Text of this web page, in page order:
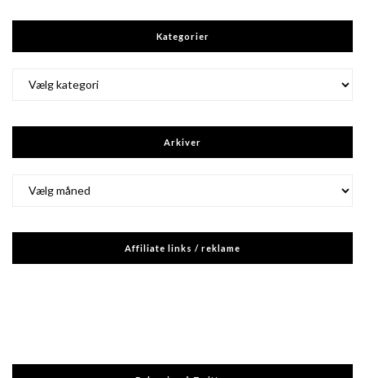
Kategorier
Arkiver
Affiliate links / reklame